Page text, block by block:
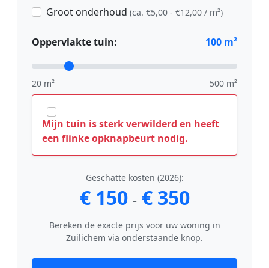
Groot onderhoud (ca. €5,00 - €12,00 / m²)
Oppervlakte tuin: 100 m²
20 m² 500 m²
Mijn tuin is sterk verwilderd en heeft
een flinke opknapbeurt nodig.
Geschatte kosten (2026):
€ 150 - € 350
Bereken de exacte prijs voor uw woning in
Zuilichem via onderstaande knop.